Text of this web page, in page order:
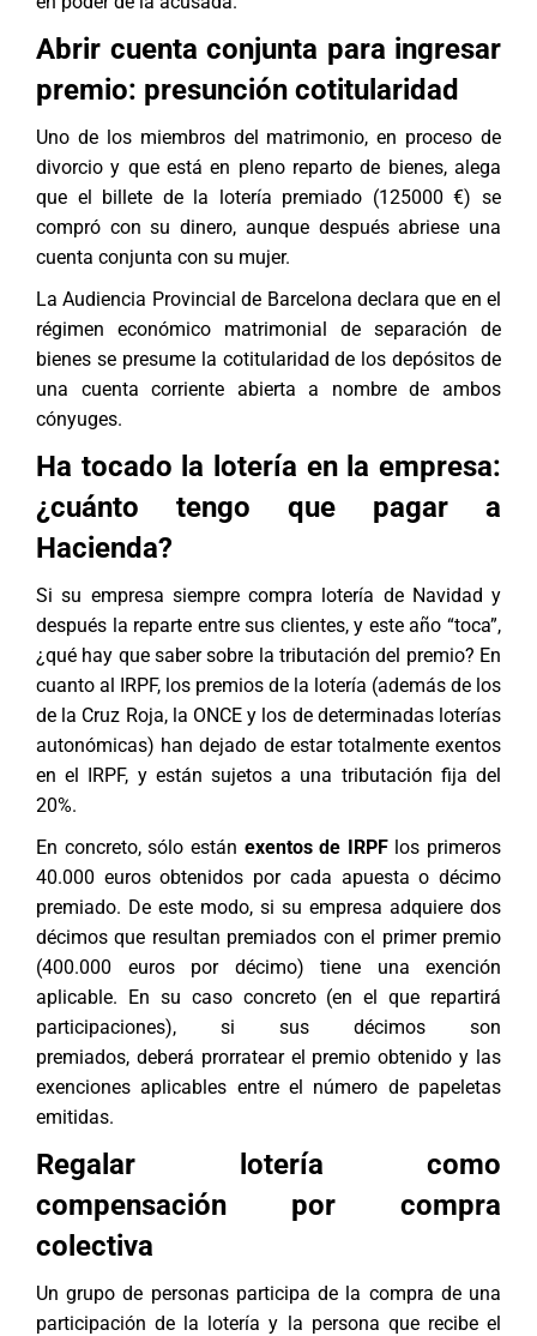
Abrir cuenta conjunta para ingresar
premio: presunción cotitularidad
Uno de los miembros del matrimonio, en proceso de
divorcio y que está en pleno reparto de bienes, alega
que el billete de la lotería premiado (125000 €) se
compró con su dinero, aunque después abriese una
cuenta conjunta con su mujer.
La Audiencia Provincial de Barcelona declara que en el
régimen económico matrimonial de separación de
bienes se presume la cotitularidad de los depósitos de
una cuenta corriente abierta a nombre de ambos
cónyuges.
Ha tocado la lotería en la empresa:
¿cuánto tengo que pagar a
Hacienda?
Si su empresa siempre compra lotería de Navidad y
después la reparte entre sus clientes, y este año “toca”,
¿qué hay que saber sobre la tributación del premio? En
cuanto al IRPF, los premios de la lotería (además de los
de la Cruz Roja, la ONCE y los de determinadas loterías
autonómicas) han dejado de estar totalmente exentos
en el IRPF, y están sujetos a una tributación fija del
20%.
En concreto, sólo están exentos de IRPFlos primeros
40.000 euros obtenidos por cada apuesta o décimo
premiado. De este modo, si su empresa adquiere dos
décimos que resultan premiados con el primer premio
(400.000 euros por décimo) tiene una exención
aplicable. En su caso concreto (en el que repartirá
participaciones), si sus décimos son
premiados, deberá prorratear el premio obtenido y las
exenciones aplicables entre el número de papeletas
emitidas.
Regalar lotería como
compensación por compra
colectiva
Un grupo de personas participa de la compra de una
participación de la lotería y la persona que recibe el